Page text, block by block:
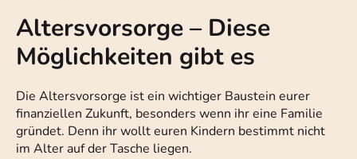
Altersvorsorge – Diese
Möglichkeiten gibt es
Die Altersvorsorge ist ein wichtiger Baustein eurer
finanziellen Zukunft, besonders wenn ihr eine Familie
gründet. Denn ihr wollt euren Kindern bestimmt nicht
im Alter auf der Tasche liegen.